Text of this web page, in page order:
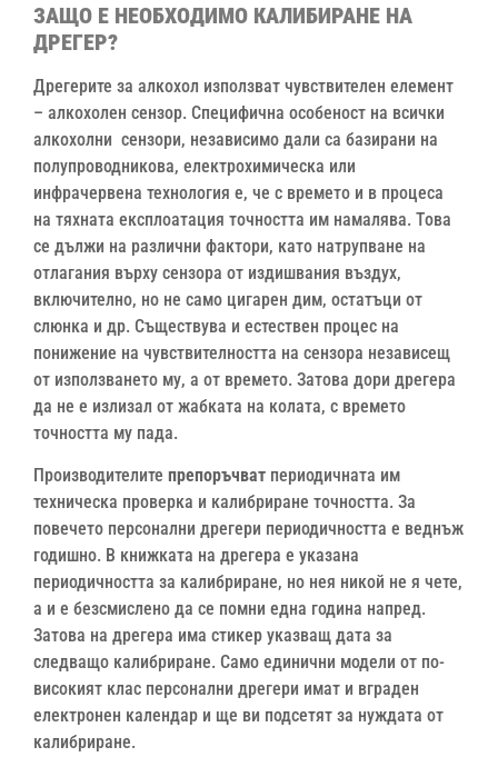
ЗАЩО Е НЕОБХОДИМО КАЛИБИРАНЕ НА
ДРЕГЕР?
Дрегерите за алкохол използват чувствителен елемент
– алкохолен сензор. Специфична особеност на всички
алкохолни сензори, независимо дали са базирани на
полупроводникова, електрохимическа или
инфрачервена технология е, че с времето и в процеса
на тяхната експлоатация точността им намалява. Това
се дължи на различни фактори, като натрупване на
отлагания върху сензора от издишвания въздух,
включително, но не само цигарен дим, остатъци от
слюнка и др. Съществува и естествен процес на
понижение на чувствителността на сензора независещ
от използването му, а от времето. Затова дори дрегера
да не е излизал от жабката на колата, с времето
точността му пада.
Производителите препоръчват периодичната им
техническа проверка и калибриране точността. За
повечето персонални дрегери периодичността е веднъж
годишно. В книжката на дрегера е указана
периодичността за калибриране, но нея никой не я чете,
а и е безсмислено да се помни една година напред.
Затова на дрегера има стикер указващ дата за
следващо калибриране. Само единични модели от по-
високият клас персонални дрегери имат и вграден
електронен календар и ще ви подсетят за нуждата от
калибриране.